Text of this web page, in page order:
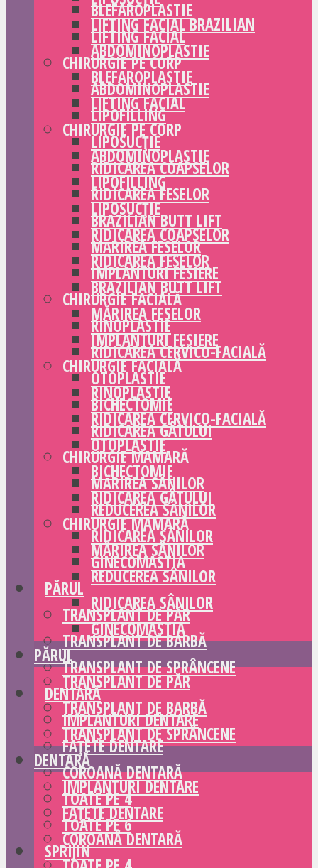
BLEFAROPLASTIE
LIFTING FACIAL
CHIRURGIE PE CORP
ABDOMINOPLASTIE
LIPOFILLING
LIPOSUCȚIE
RIDICAREA COAPSELOR
RIDICAREA FESELOR
BRAZILIAN BUTT LIFT
MĂRIREA FESELOR
IMPLANTURI FESIERE
CHIRURGIE FACIALĂ
RINOPLASTIE
RIDICAREA CERVICO-FACIALĂ
OTOPLASTIE
BICHECTOMIE
RIDICAREA GÂTULUI
CHIRURGIE MAMARĂ
MĂRIREA SÂNILOR
REDUCEREA SÂNILOR
RIDICAREA SÂNILOR
GINECOMASTIA
PĂRUL
TRANSPLANT DE PĂR
TRANSPLANT DE BARBĂ
TRANSPLANT DE SPRÂNCENE
DENTARĂ
IMPLANTURI DENTARE
FAȚETE DENTARE
COROANĂ DENTARĂ
TOATE PE 4
TOATE PE 6
SPRIJIN
LIFTING FACIAL BRAZILIAN
ABDOMINOPLASTIE
BLEFAROPLASTIE
LIFTING FACIAL
CHIRURGIE PE CORP
ABDOMINOPLASTIE
LIPOFILLING
LIPOSUCȚIE
RIDICAREA COAPSELOR
RIDICAREA FESELOR
BRAZILIAN BUTT LIFT
MĂRIREA FESELOR
IMPLANTURI FESIERE
CHIRURGIE FACIALĂ
RINOPLASTIE
RIDICAREA CERVICO-FACIALĂ
OTOPLASTIE
BICHECTOMIE
RIDICAREA GÂTULUI
CHIRURGIE MAMARĂ
MĂRIREA SÂNILOR
REDUCEREA SÂNILOR
RIDICAREA SÂNILOR
GINECOMASTIA
PĂRUL
TRANSPLANT DE PĂR
TRANSPLANT DE BARBĂ
TRANSPLANT DE SPRÂNCENE
DENTARĂ
IMPLANTURI DENTARE
FAȚETE DENTARE
COROANĂ DENTARĂ